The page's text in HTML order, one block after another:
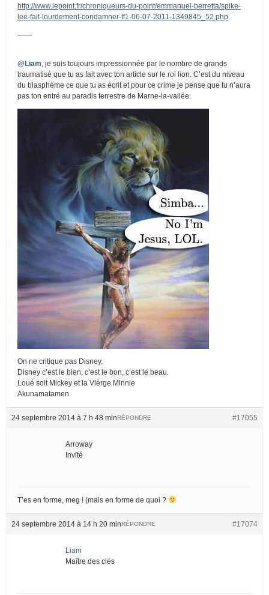
http://www.lepoint.fr/chroniqueurs-du-point/emmanuel-berretta/spike-
lee-fait-lourdement-condamner-tf1-06-07-2011-1349845_52.php
——
@Liam , je suis toujours impressionnée par le nombre de grands
traumatisé que tu as fait avec ton article sur le roi lion. C’est du niveau
du blasphème ce que tu as écrit et pour ce crime je pense que tu n’aura
pas ton entré au paradis terrestre de Marne-la-vallée.
On ne critique pas Disney.
Disney c’est le bien, c’est le bon, c’est le beau.
Loué soit Mickey et la Vièrge Minnie
Akunamatamen
24 septembre 2014 à 7 h 48 min #17055
RÉPONDRE
Arroway
Invité
T’es en forme, meg ! (mais en forme de quoi ?
24 septembre 2014 à 14 h 20 min #17074
RÉPONDRE
Liam
Maître des clés